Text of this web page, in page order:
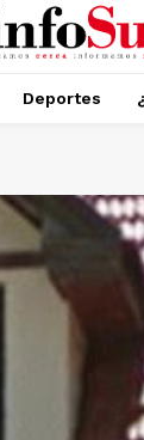
Deportes